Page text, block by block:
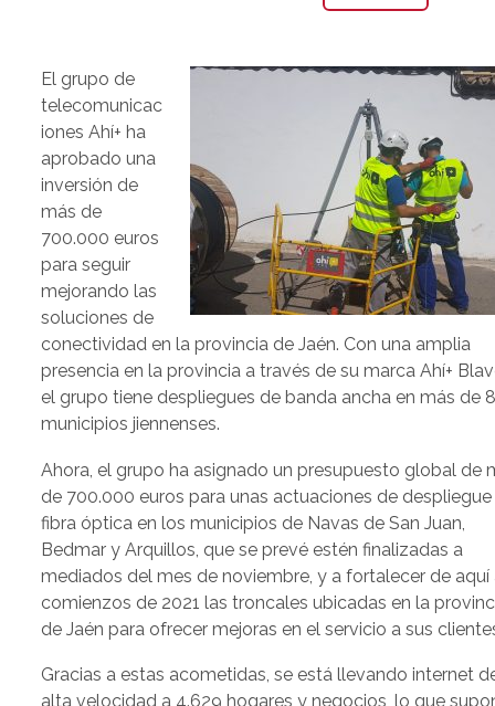
El grupo de
telecomunicac
iones Ahí+ ha
aprobado una
inversión de
más de
700.000 euros
para seguir
mejorando las
soluciones de
conectividad en la provincia de Jaén. Con una amplia
presencia en la provincia a través de su marca Ahí+
el grupo tiene despliegues de banda ancha en más de
municipios jiennenses.
Ahora, el grupo ha asignado un presupuesto global de
de 700.000 euros para unas actuaciones de
fibra óptica en los municipios de Navas de San Juan,
Bedmar y Arquillos, que se prevé estén finalizadas a
mediados del mes de noviembre, y a fortalecer de aquí
comienzos de 2021 las troncales ubicadas en la
de Jaén para ofrecer mejoras en el servicio a sus
Gracias a estas acometidas, se está llevando internet
alta velocidad a 4.629 hogares y negocios, lo que